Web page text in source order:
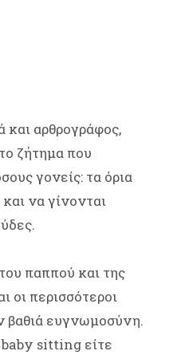
αρθρογράφος,
ζήτημα που
γονείς: τα όρια
να γίνονται
παππού και της
οι περισσότεροι
βαθιά ευγνωμοσύνη.
baby sitting είτε